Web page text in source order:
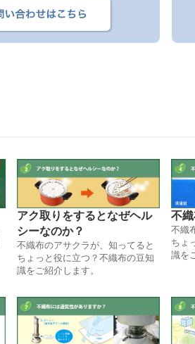
アク取りをするとなぜヘル
シーなのか？
不織布のアサクラが、知ってると
ちょっと役に立つ？不織布の豆知
識をご紹介します。
不
不織
ちょ
識を